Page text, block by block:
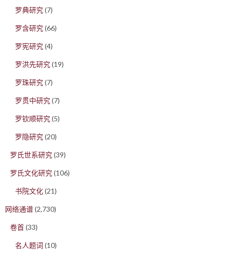
罗典研究(7)
罗含研究(66)
罗宪研究(4)
罗洪先研究(19)
罗珠研究(7)
罗贯中研究(7)
罗钦顺研究(5)
罗隐研究(20)
罗氏世系研究(39)
罗氏文化研究(106)
书院文化(21)
网络通谱(2,730)
卷首(33)
名人题词 (10)